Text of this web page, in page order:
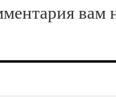
вам